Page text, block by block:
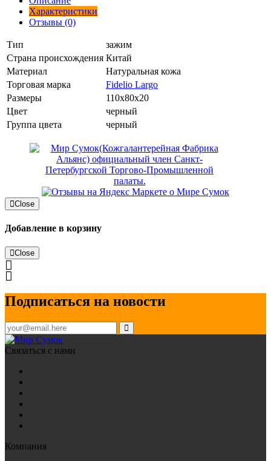
Характеристики
Отзывы (0)
Тип
зажим
Страна происхождения Китай
Материал
Натуральная кожа
Торговая марка
Fidelio Largo
Размеры
110x80x20
Цвет
черный
Группа цвета
черный
Close
Добавление в корзину
Close
Подписаться на новости
Связаться с нами
Компания